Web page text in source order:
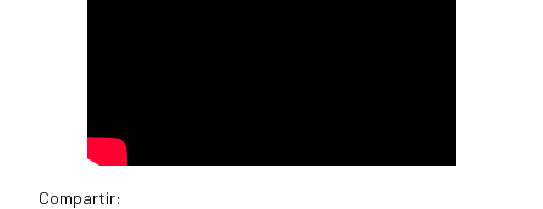
Compartir: